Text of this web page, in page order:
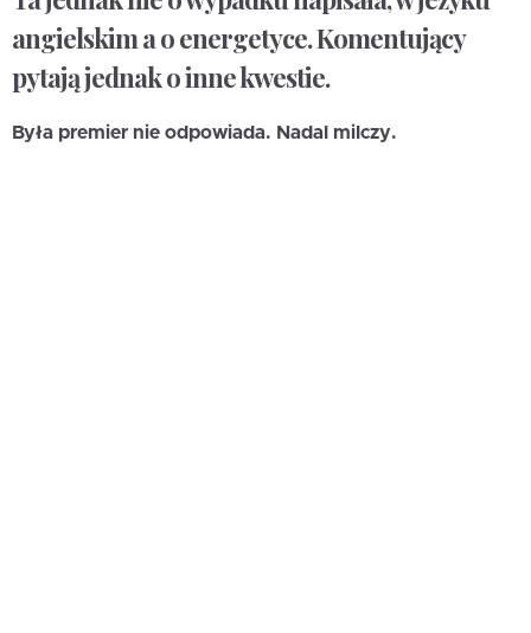
angielskim a o energetyce. Komentujący
pytają jednak o inne kwestie.
Była premier nie odpowiada. Nadal milczy.